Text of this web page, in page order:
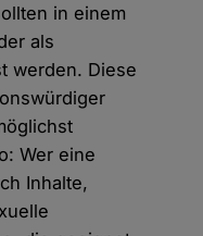
in einem
als
werden. Diese
Wer eine
Inhalte,